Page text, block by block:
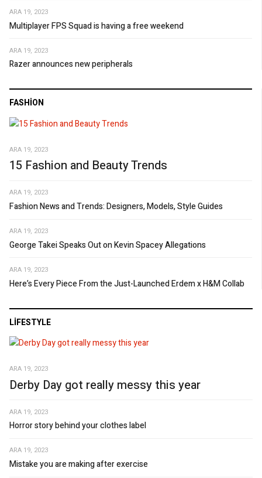
ARA 19, 2023
Multiplayer FPS Squad is having a free weekend
ARA 19, 2023
Razer announces new peripherals
FASHION
ARA 19, 2023
15 Fashion and Beauty Trends
ARA 19, 2023
Fashion News and Trends: Designers, Models, Style Guides
ARA 19, 2023
George Takei Speaks Out on Kevin Spacey Allegations
ARA 19, 2023
Here’s Every Piece From the Just-Launched Erdem x H&M Collab
LIFESTYLE
ARA 19, 2023
Derby Day got really messy this year
ARA 19, 2023
Horror story behind your clothes label
ARA 19, 2023
Mistake you are making after exercise